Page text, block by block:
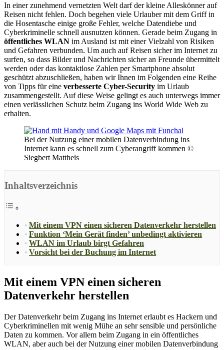
In einer zunehmend vernetzten Welt darf der kleine Alleskönner auf
Reisen nicht fehlen. Doch begehen viele Urlauber mit dem Griff in
die Hosentasche einige große Fehler, welche Datendiebe und
Cyberkriminelle schnell ausnutzen können. Gerade beim Zugang in
öffentliches WLAN im Ausland ist mit einer Vielzahl von Risiken
und Gefahren verbunden. Um auch auf Reisen sicher im Internet zu
surfen, so dass Bilder und Nachrichten sicher an Freunde übermittelt
werden oder das kontaktlose Zahlen per Smartphone absolut
geschützt abzuschließen, haben wir Ihnen im Folgenden eine Reihe
von Tipps für eine verbesserte Cyber-Security im Urlaub
zusammengestellt. Auf diese Weise gelingt es auch unterwegs immer
einen verlässlichen Schutz beim Zugang ins World Wide Web zu
erhalten.
Bei der Nutzung einer mobilen Datenverbindung ins
Internet kann es schnell zum Cyberangriff kommen ©
Siegbert Mattheis
Inhaltsverzeichnis
Mit einem VPN einen sicheren Datenverkehr herstellen
Funktion ‘Mein Gerät finden’ unbedingt aktivieren
WLAN im Urlaub birgt Gefahren
Vorsicht bei der Buchung im Internet
Mit einem VPN einen sicheren
Datenverkehr herstellen
Der Datenverkehr beim Zugang ins Internet erlaubt es Hackern und
Cyberkriminellen mit wenig Mühe an sehr sensible und persönliche
Daten zu kommen. Vor allem beim Zugang in ein öffentliches
WLAN, aber auch bei der Nutzung einer mobilen Datenverbindung